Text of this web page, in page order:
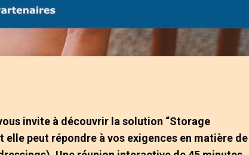
invite à découvrir la solution “Storage
peut répondre à vos exigences en matière de